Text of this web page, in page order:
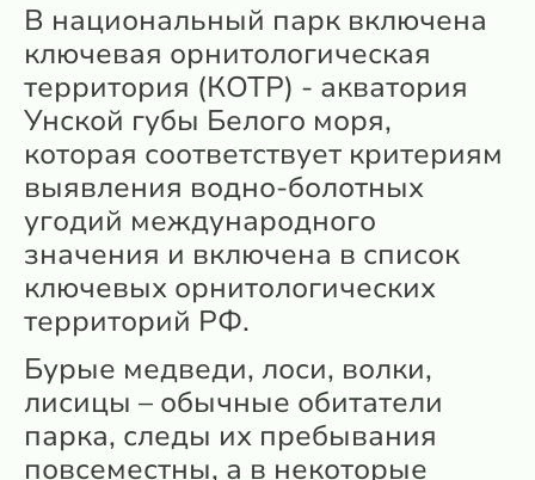
В национальный парк включена
ключевая орнитологическая
территория (КОТР) - акватория
Унской губы Белого моря,
которая соответствует критериям
выявления водно-болотных
угодий международного
значения и включена в список
ключевых орнитологических
территорий РФ.
Бурые медведи, лоси, волки,
лисицы – обычные обитатели
парка, следы их пребывания
повсеместны, а в некоторые